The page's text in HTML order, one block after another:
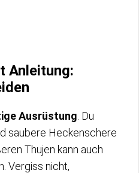
Anleitung:
Ausrüstung . Du
saubere Heckenschere
Thujen kann auch
Vergiss nicht,